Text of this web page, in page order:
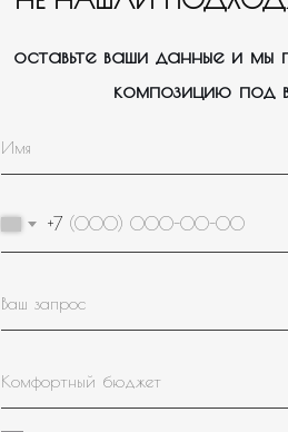
нужное оформление/композицию.
Для кого или на
нужны шары?
+7
оставьте ваши данные и
композицию под